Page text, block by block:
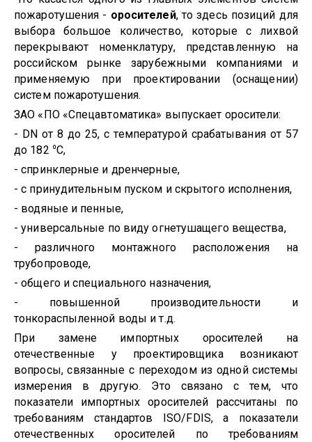
пожаротушения - оросителей, то здесь позиций для
выбора большое количество, которые с лихвой
перекрывают номенклатуру, представленную на
российском рынке зарубежными компаниями и
применяемую при проектировании (оснащении)
систем пожаротушения.
ЗАО «ПО «Спецавтоматика» выпускает оросители:
- DN от 8 до 25, с температурой срабатывания от 57
до 182 ⁰С,
- спринклерные и дренчерные,
- с принудительным пуском и скрытого исполнения,
- водяные и пенные,
- универсальные по виду огнетушащего вещества,
- различного монтажного расположения на
трубопроводе,
- общего и специального назначения,
- повышенной производительности и
тонкораспыленной воды и т.д.
При замене импортных оросителей на
отечественные у проектировщика возникают
вопросы, связанные с переходом из одной системы
измерения в другую. Это связано с тем, что
показатели импортных оросителей рассчитаны по
требованиям стандартов ISO/FDIS, а показатели
отечественных оросителей по требованиям